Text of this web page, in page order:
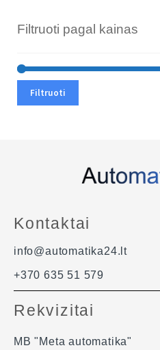
tik jūsų nurodytu adresu.
el.paštu.
Kad matytumėte kainą
Filtruoti pagal kainas
Filtruoti
Kontaktai
info@automatika24.lt
+370 635 51 579
Rekvizitai
MB "Meta automatika"